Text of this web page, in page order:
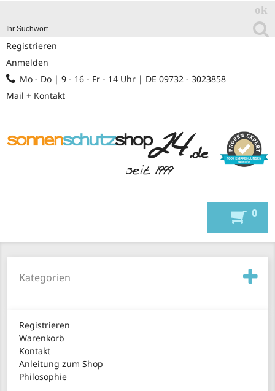
Registrieren
Anmelden
Mo - Do | 9 - 16 - Fr - 14 Uhr | DE 09732 - 3023858
Mail + Kontakt
0
Kategorien
Registrieren
Warenkorb
Kontakt
Anleitung zum Shop
Philosophie